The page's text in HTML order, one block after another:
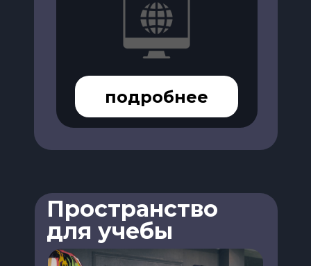
подробнее
Пространство
для учебы